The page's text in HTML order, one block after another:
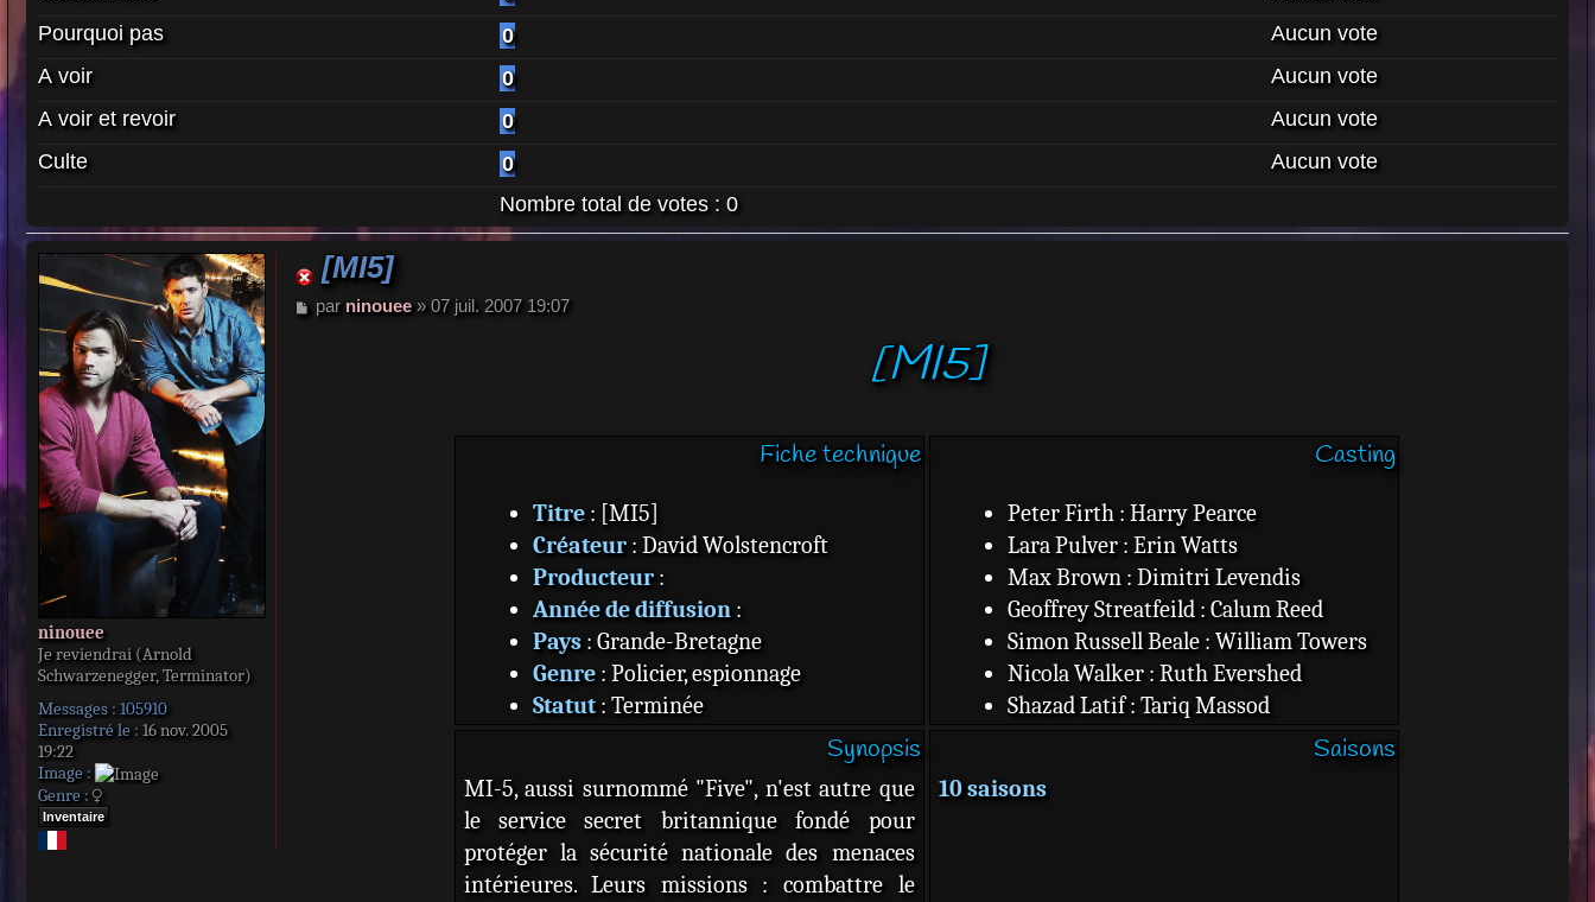
Pourquoi pas
0
Aucun vote
A voir
0
Aucun vote
A voir et revoir
0
Aucun vote
Culte
0
Aucun vote
Nombre total de votes : 0
ninouee
Je reviendrai (Arnold
Schwarzenegger, Terminator)
Messages : 105910
Enregistré le : 16 nov. 2005
19:22
Image :
Genre :
Inventaire
[MI5]
M
par ninouee» 07 juil. 2007 19:07
[MI5]
Fiche technique
Titre : [MI5]
Créateur : David Wolstencroft
Producteur :
Année de diffusion :
Pays : Grande-Bretagne
Genre : Policier, espionnage
Statut : Terminée
Format: 52 minutes
Source:Allociné
Casting
Peter Firth : Harry Pearce
Lara Pulver : Erin Watts
Max Brown : Dimitri Levendis
Geoffrey Streatfeild : Calum Reed
Simon Russell Beale : William Towers
Nicola Walker : Ruth Evershed
Shazad Latif : Tariq Massod
Richard Armitage : Lucas North
Hermione Norris : Ros Myers
Synopsis
MI-5, aussi surnommé "Five", n'est autre que
le service secret britannique fondé pour
protéger la sécurité nationale des menaces
intérieures. Leurs missions : combattre le
Saisons
10 saisons